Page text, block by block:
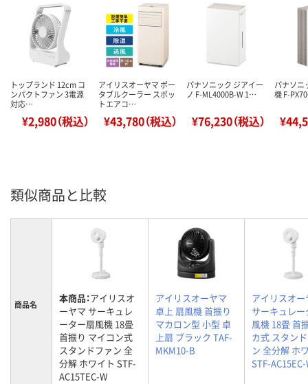
トップランド 12cm コ
ンパクトファン 3電源
対応…
¥2,980（税込）
アイリスオーヤマ ポー
タブルクーラー スポッ
トエアコ…
¥43,780（税込）
パナソニック ジアイー
ノ F-ML4000B-W 1…
¥76,230（税込）
パナソニ
機 F-
類似商品と比較
商品名 本商品：アイリスオ
ーヤマ サーキュレ
ーター扇風機 18畳
首振り マイコン式
スタンドファン 全
分解 ホワイト STF-
AC15TEC-W
アイリスオーヤマ
卓上 扇風機 首振り
マカロン型 小型 卓
上扇 ブラック TAF-
MKM10-B
アイリスオー
サーキュレー
風機 18畳 首
カ式 スタン
ン 全分解 ホ
STF-AC15EC-